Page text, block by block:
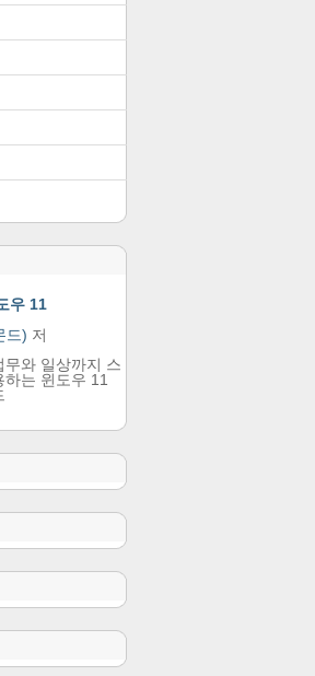
우 11
드) 저
무와 일상까지 스
는 윈도우 11